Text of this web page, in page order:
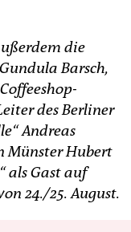
die
Barsch,
des Berliner
Andreas
Münster Hubert
als Gast auf
24./25. August.